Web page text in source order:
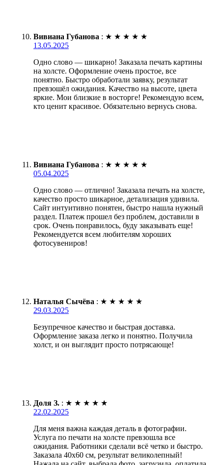
Вивиана Губанова : ★ ★ ★ ★ ★
13.05.2025
Одно слово — шикарно! Заказала печать картины
на холсте. Оформление очень простое, все
понятно. Быстро обработали заявку, результат
превзошёл ожидания. Качество на высоте, цвета
яркие. Мои близкие в восторге! Рекомендую всем,
кто ценит красивое. Обязательно вернусь снова.
Вивиана Губанова : ★ ★ ★ ★ ★
05.04.2025
Одно слово — отлично! Заказала печать на холсте,
качество просто шикарное, детализация удивила.
Сайт интуитивно понятен, быстро нашла нужный
раздел. Платеж прошел без проблем, доставили в
срок. Очень понравилось, буду заказывать еще!
Рекомендуется всем любителям хороших
фотосувениров!
Наталья Сычёва : ★ ★ ★ ★ ★
29.03.2025
Безупречное качество и быстрая доставка.
Оформление заказа легко и понятно. Получила
холст, и он выглядит просто потрясающе!
Доля З. : ★ ★ ★ ★ ★
22.02.2025
Для меня важна каждая деталь в фотографии.
Услуга по печати на холсте превзошла все
ожидания. Работники сделали всё четко и быстро.
Заказала 40х60 см, результат великолепный!